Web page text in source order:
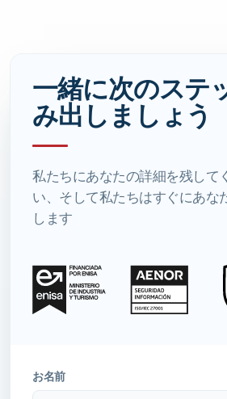
一緒に次のステ
み出しましょう
私たちにあなたの詳細を残して
い、そして私たちはすぐにあな
します
お名前